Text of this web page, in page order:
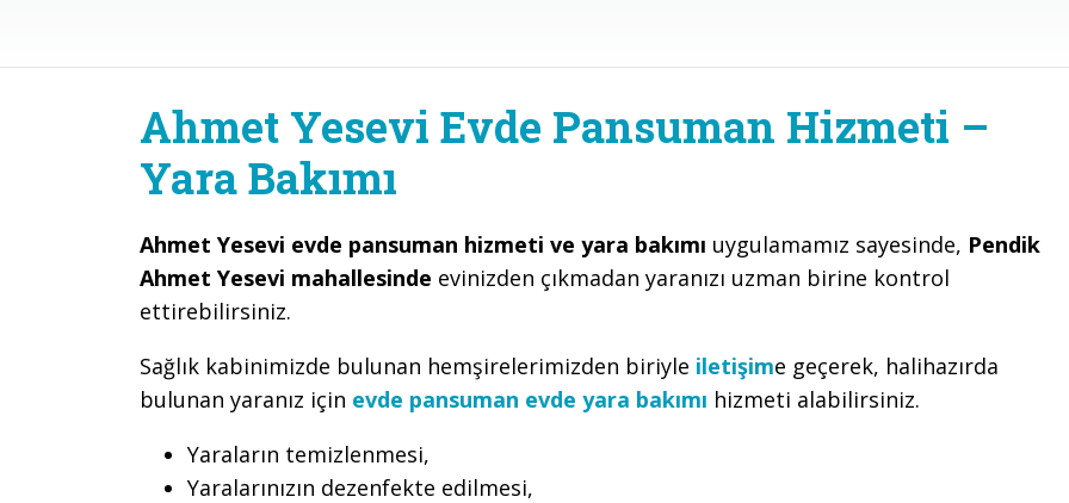
Ahmet Yesevi Evde Pansuman Hizmeti –
Yara Bakımı
Ahmet Yesevi evde pansuman hizmeti ve yara bakımı uygulamamız sayesinde, Pendik
Ahmet Yesevi mahallesinde evinizden çıkmadan yaranızı uzman birine kontrol
ettirebilirsiniz.
Sağlık kabinimizde bulunan hemşirelerimizden biriyle iletişime geçerek, halihazırda
bulunan yaranız için evde pansuman evde yara bakımı hizmeti alabilirsiniz.
Yaraların temizlenmesi,
Yaralarınızın dezenfekte edilmesi,